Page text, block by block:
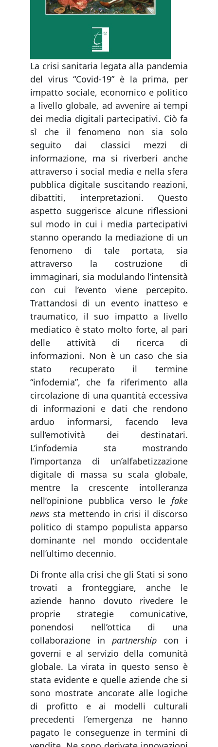
La crisi sanitaria legata alla pandemia
del virus “Covid-19” è la prima, per
impatto sociale, economico e politico
a livello globale, ad avvenire ai tempi
dei media digitali partecipativi. Ciò fa
sì che il fenomeno non sia solo
seguito dai classici mezzi di
informazione, ma si riverberi anche
attraverso i social media e nella sfera
pubblica digitale suscitando reazioni,
dibattiti, interpretazioni. Questo
aspetto suggerisce alcune riflessioni
sul modo in cui i media partecipativi
stanno operando la mediazione di un
fenomeno di tale portata, sia
attraverso la costruzione di
immaginari, sia modulando l’intensità
con cui l’evento viene percepito.
Trattandosi di un evento inatteso e
traumatico, il suo impatto a livello
mediatico è stato molto forte, al pari
delle attività di ricerca di
informazioni. Non è un caso che sia
stato recuperato il termine
“infodemia”, che fa riferimento alla
circolazione di una quantità eccessiva
di informazioni e dati che rendono
arduo informarsi, facendo leva
sull’emotività dei destinatari.
L’infodemia sta mostrando
l’importanza di un’alfabetizzazione
digitale di massa su scala globale,
mentre la crescente intolleranza
nell’opinione pubblica verso le fake
news sta mettendo in crisi il discorso
politico di stampo populista apparso
dominante nel mondo occidentale
nell’ultimo decennio.
Di fronte alla crisi che gli Stati si sono
trovati a fronteggiare, anche le
aziende hanno dovuto rivedere le
proprie strategie comunicative,
ponendosi nell’ottica di una
collaborazione in partnership con i
governi e al servizio della comunità
globale. La virata in questo senso è
stata evidente e quelle aziende che si
sono mostrate ancorate alle logiche
di profitto e ai modelli culturali
precedenti l’emergenza ne hanno
pagato le conseguenze in termini di